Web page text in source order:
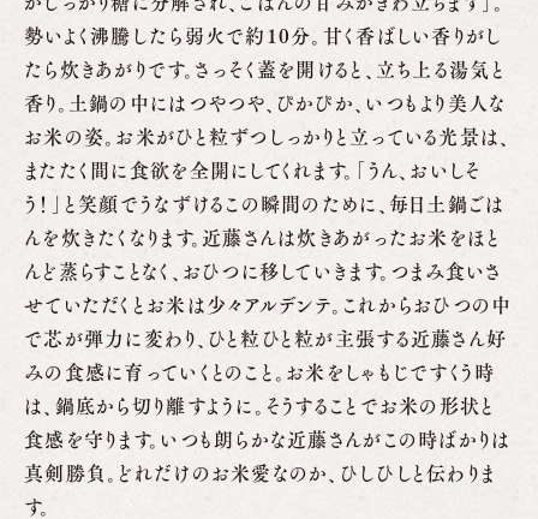
勢いよく沸騰したら弱火で約10分。甘く香ばしい香りがし
たら炊きあがりです。さっそく蓋を開けると、立ち上る湯気と
香り。土鍋の中にはつやつや、ぴかぴか、いつもより美人な
お米の姿。お米がひと粒ずつしっかりと立っている光景は、
またたく間に食欲を全開にしてくれます。「うん、おいしそ
う！」と笑顔でうなずけるこの瞬間のために、毎日土鍋ごは
んを炊きたくなります。近藤さんは炊きあがったお米をほと
んど蒸らすことなく、おひつに移していきます。つまみ食いさ
せていただくとお米は少々アルデンテ。これからおひつの中
で芯が弾力に変わり、ひと粒ひと粒が主張する近藤さん好
みの食感に育っていくとのこと。お米をしゃもじですくう時
は、鍋底から切り離すように。そうすることでお米の形状と
食感を守ります。いつも朗らかな近藤さんがこの時ばかりは
真剣勝負。どれだけのお米愛なのか、ひしひしと伝わりま
す。